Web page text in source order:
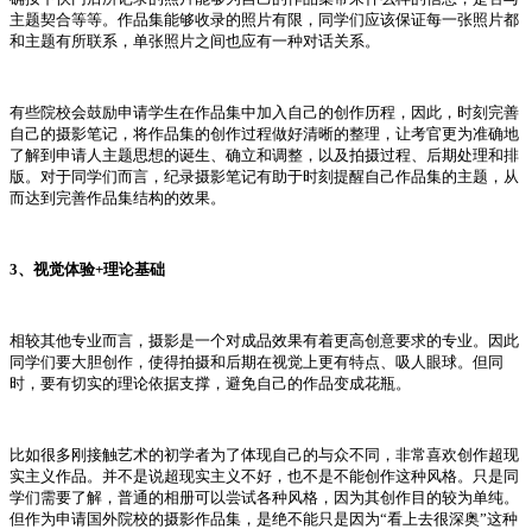
主题契合等等。作品集能够收录的照片有限，同学们应该保证每一张照片都
和主题有所联系，单张照片之间也应有一种对话关系。
有些院校会鼓励申请学生在作品集中加入自己的创作历程，因此，时刻完善
自己的摄影笔记，将作品集的创作过程做好清晰的整理，让考官更为准确地
了解到申请人主题思想的诞生、确立和调整，以及拍摄过程、后期处理和排
版。对于同学们而言，纪录摄影笔记有助于时刻提醒自己作品集的主题，从
而达到完善作品集结构的效果。
3、视觉体验+理论基础
相较其他专业而言，摄影是一个对成品效果有着更高创意要求的专业。因此
同学们要大胆创作，使得拍摄和后期在视觉上更有特点、吸人眼球。但同
时，要有切实的理论依据支撑，避免自己的作品变成花瓶。
比如很多刚接触艺术的初学者为了体现自己的与众不同，非常喜欢创作超现
实主义作品。并不是说超现实主义不好，也不是不能创作这种风格。只是同
学们需要了解，普通的相册可以尝试各种风格，因为其创作目的较为单纯。
但作为申请国外院校的摄影作品集，是绝不能只是因为“看上去很深奥”这种